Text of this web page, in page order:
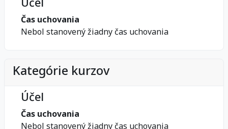
Čas uchovania
Nebol stanovený žiadny čas uchovania
Kategórie kurzov
Účel
Čas uchovania
Nebol stanovený žiadny čas uchovania